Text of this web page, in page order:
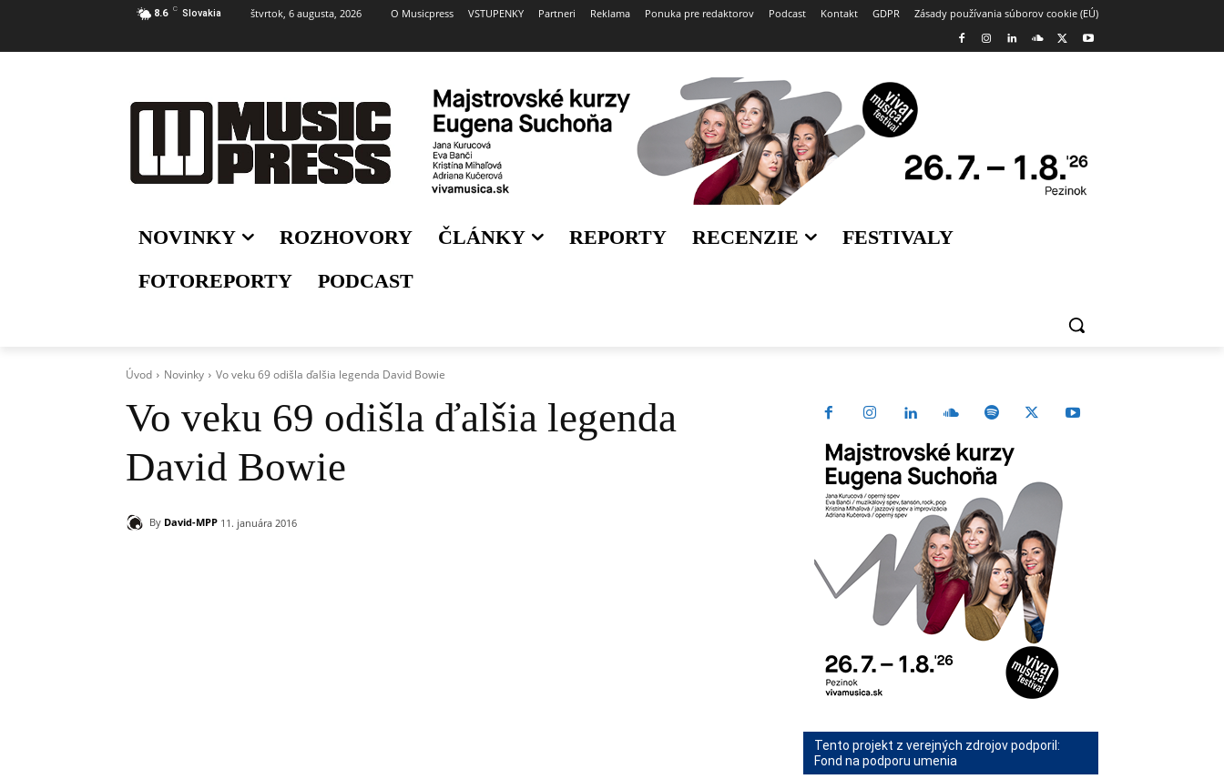
8.6 C Slovakia štvrtok, 6 augusta, 2026 O Musicpress VSTUPENKY Partneri Reklama Ponuka pre redaktorov Podcast Kontakt GDPR Zásady používania súborov cookie (EÚ)
NOVINKY ROZHOVORY ČLÁNKY REPORTY RECENZIE
FESTIVALY
FOTOREPORTY
PODCAST
Úvod Novinky Vo veku 69 odišla ďalšia legenda David Bowie
Vo veku 69 odišla ďalšia legenda
David Bowie
By David-MPP 11. januára 2016
Tento projekt z verejných zdrojov podporil:
Fond na podporu umenia